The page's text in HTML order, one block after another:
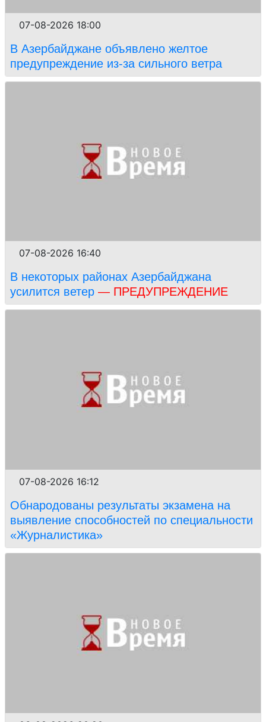
07-08-2026 18:00
В Азербайджане объявлено желтое
предупреждение из-за сильного ветра
07-08-2026 16:40
В некоторых районах Азербайджана
усилится ветер — ПРЕДУПРЕЖДЕНИЕ
07-08-2026 16:12
Обнародованы результаты экзамена на
выявление способностей по специальности
«Журналистика»